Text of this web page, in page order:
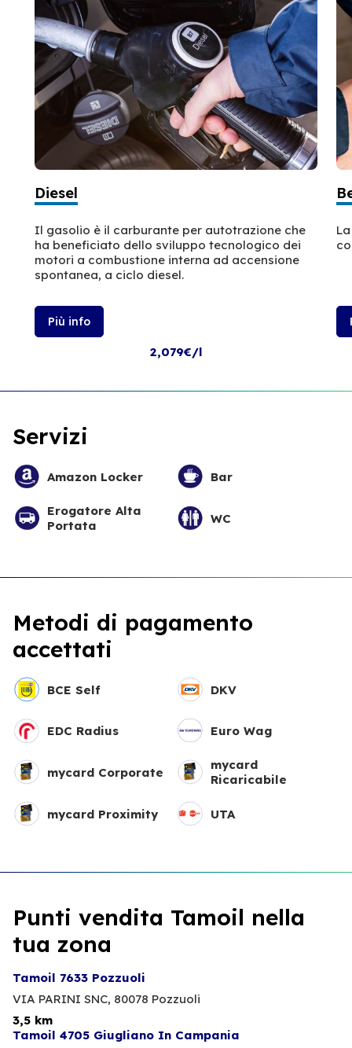
Diesel
Il gasolio è il carburante per autotrazione che
ha beneficiato dello sviluppo tecnologico dei
motori a combustione interna ad accensione
spontanea, a ciclo diesel.
Più info
2,079€/l
Servizi
Amazon Locker Bar
Erogatore Alta
Portata
WC
Metodi di pagamento
accettati
BCE Self DKV
EDC Radius Euro Wag
mycard Corporate
mycard
Ricaricabile
mycard Proximity UTA
Punti vendita Tamoil nella
tua zona
Tamoil 7633 Pozzuoli
VIA PARINI SNC, 80078 Pozzuoli
3,5 km
Tamoil 4705 Giugliano In Campania